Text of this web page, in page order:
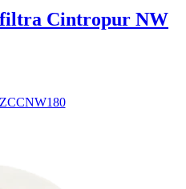
Cintropur NW